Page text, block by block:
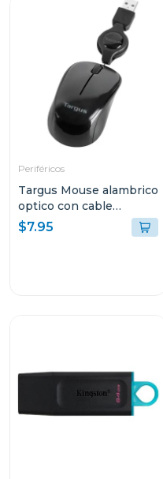
Periféricos
Targus Mouse alambrico
optico con cable
retractil amu75
$7.95